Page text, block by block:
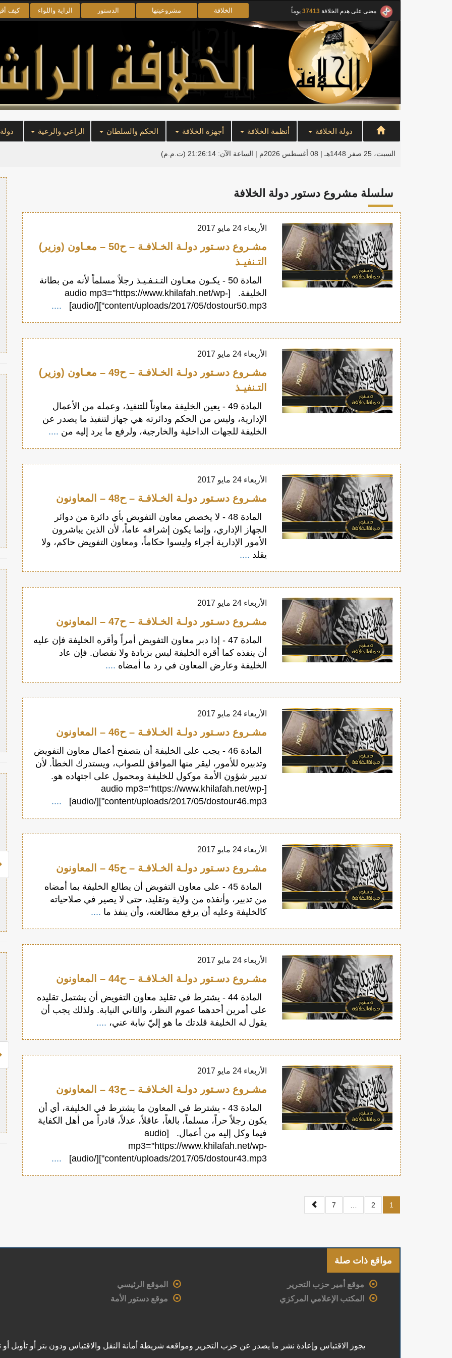
مضى على هدم الخلافة 37413 يوماً الخلافة مشروعيتها الدستور الراية واللواء كيف
دولة الخلافة أنظمة الخلافة أجهزة الخلافة الحكم والسلطان الراعي والرعية
السبت، 25 صفر 1448هـ | 08 أغسطس 2026م | الساعة الآن: 21:26:14 (ت.م.م)
سلسلة مشروع دستور دولة الخلافة
الأربعاء 24 مايو 2017
مشـروع دسـتور دولـة الخـلافـة – ح50 – معـاون (وزير)
التـنفيـذ
المادة 50 - يكـون معـاون التـنـفـيـذ رجلاً مسلماً لأنه من بطانة
الخليفة. [audio mp3="https://www.khilafah.net/wp-
content/uploads/2017/05/dostour50.mp3"][/audio]
....
الأربعاء 24 مايو 2017
مشـروع دسـتور دولـة الخـلافـة – ح49 – معـاون (وزير)
التـنفيـذ
المادة 49 - يعين الخليفة معاوناً للتنفيذ، وعمله من الأعمال
الإدارية، وليس من الحكم ودائرته هي جهاز لتنفيذ ما يصدر عن
الخليفة للجهات الداخلية والخارجية، ولرفع ما يرد إليه من ....
الأربعاء 24 مايو 2017
مشـروع دسـتور دولـة الخـلافـة – ح48 – المعاونون
المادة 48 - لا يخصص معاون التفويض بأي دائرة من دوائر
الجهاز الإداري، وإنما يكون إشرافه عاماً، لأن الذين يباشرون
الأمور الإدارية أجراء وليسوا حكاماً، ومعاون التفويض حاكم، ولا
يقلد ....
الأربعاء 24 مايو 2017
مشـروع دسـتور دولـة الخـلافـة – ح47 – المعاونون
المادة 47 - إذا دبر معاون التفويض أمراً وأقره الخليفة فإن عليه
أن ينفذه كما أقره الخليفة ليس بزيادة ولا نقصان. فإن عاد
الخليفة وعارض المعاون في رد ما أمضاه ....
الأربعاء 24 مايو 2017
مشـروع دسـتور دولـة الخـلافـة – ح46 – المعاونون
المادة 46 - يجب على الخليفة أن يتصفح أعمال معاون التفويض
وتدبيره للأمور، ليقر منها الموافق للصواب، ويستدرك الخطأ. لأن
تدبير شؤون الأمة موكول للخليفة ومحمول على اجتهاده هو.
[audio mp3="https://www.khilafah.net/wp-
content/uploads/2017/05/dostour46.mp3"][/audio]
....
الأربعاء 24 مايو 2017
مشـروع دسـتور دولـة الخـلافـة – ح45 – المعاونون
المادة 45 - على معاون التفويض أن يطالع الخليفة بما أمضاه
من تدبير، وأنفذه من ولاية وتقليد، حتى لا يصير في صلاحياته
كالخليفة وعليه أن يرفع مطالعته، وأن ينفذ ما ....
الأربعاء 24 مايو 2017
مشـروع دسـتور دولـة الخـلافـة – ح44 – المعاونون
المادة 44 - يشترط في تقليد معاون التفويض أن يشتمل تقليده
على أمرين أحدهما عموم النظر، والثاني النيابة. ولذلك يجب أن
يقول له الخليفة قلدتك ما هو إليّ نيابة عني، ....
الأربعاء 24 مايو 2017
مشـروع دسـتور دولـة الخـلافـة – ح43 – المعاونون
المادة 43 - يشترط في المعاون ما يشترط في الخليفة، أي أن
يكون رجلاً حراً، مسلماً، بالغاً، عاقلاً، عدلاً، قادراً من أهل الكفاية
فيما وكل إليه من أعمال. [audio
mp3="https://www.khilafah.net/wp-
content/uploads/2017/05/dostour43.mp3"][/audio]
....
1
2
7
مواقع ذات صلة
موقع أمير حزب التحرير
المكتب الإعلامي المركزي
الموقع الرئيسي
موقع دستور الأمة
يجوز الاقتباس وإعادة نشر ما يصدر عن حزب التحرير ومواقعه شريطة أمانة النقل والاقتباس ودون بتر أو تأويل